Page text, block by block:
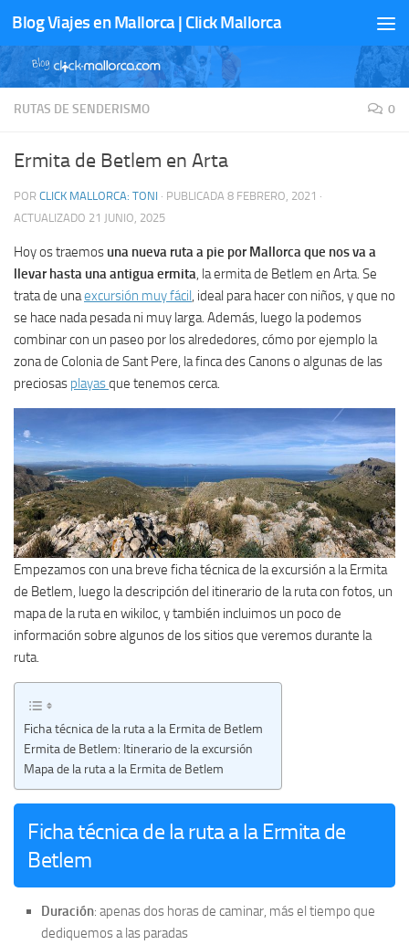
Saltar al contenido
Blog Viajes en Mallorca | Click Mallorca
RUTAS DE SENDERISMO 0
Ermita de Betlem en Arta
POR CLICK MALLORCA: TONI · PUBLICADA 8 FEBRERO, 2021 ·
ACTUALIZADO 21 JUNIO, 2025
Hoy os traemos una nueva ruta a pie por Mallorca que nos va a
llevar hasta una antigua ermita , la ermita de Betlem en Arta. Se
trata de unaexcursión muy fácil , ideal para hacer con niños, y que no
se hace nada pesada ni muy larga. Además, luego la podemos
combinar con un paseo por los alrededores, cómo por ejemplo la
zona de Colonia de Sant Pere, la finca des Canons o algunas de las
preciosas playasque tenemos cerca.
Empezamos con una breve ficha técnica de la excursión a la Ermita
de Betlem, luego la descripción del itinerario de la ruta con fotos, un
mapa de la ruta en wikiloc, y también incluimos un poco de
información sobre algunos de los sitios que veremos durante la
ruta.
Ficha técnica de la ruta a la Ermita de Betlem
Ermita de Betlem: Itinerario de la excursión
Mapa de la ruta a la Ermita de Betlem
Ficha técnica de la ruta a la Ermita de
Betlem
Duración: apenas dos horas de caminar, más el tiempo que
dediquemos a las paradas